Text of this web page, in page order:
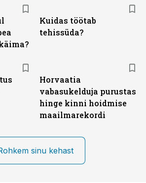
Kuidas töötab
tehissüda?
Horvaatia
vabasukelduja purustas
hinge kinni hoidmise
maailmarekordi
sinu kehast